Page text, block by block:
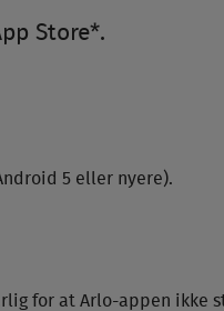
Store*.
5 eller nyere).
for at Arlo-appen ikke